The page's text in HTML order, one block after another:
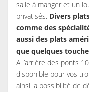
salle à manger et un
privatisés. Divers
comme des
aussi des plats
que quelques
A l’arrière des ponts
disponible pour vos
ainsi la possibilité de